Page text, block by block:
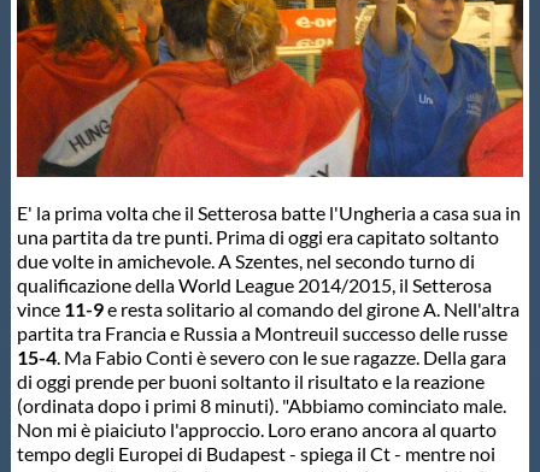
Master
Formazione
GUG
Scuole Nuoto
Propaganda
Centri Federali
E' la prima volta che il Setterosa batte l'Ungheria a casa sua in
una partita da tre punti. Prima di oggi era capitato soltanto
due volte in amichevole. A Szentes, nel secondo turno di
qualificazione della World League 2014/2015, il Setterosa
vince 11-9e resta solitario al comando del girone A. Nell'altra
partita tra Francia e Russia a Montreuil successo delle russe
15-4. Ma Fabio Conti è severo con le sue ragazze. Della gara
di oggi prende per buoni soltanto il risultato e la reazione
(ordinata dopo i primi 8 minuti). "Abbiamo cominciato male.
Non mi è piaiciuto l'approccio. Loro erano ancora al quarto
tempo degli Europei di Budapest - spiega il Ct - mentre noi